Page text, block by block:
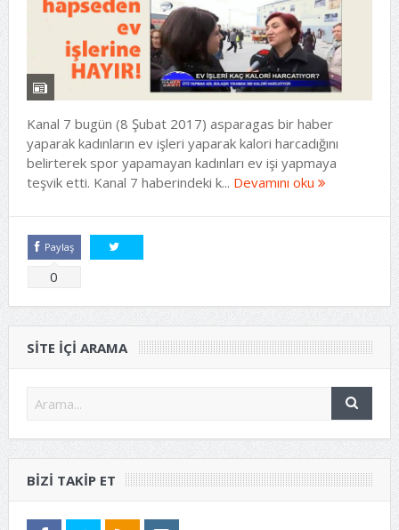
Kanal 7 bugün (8 Şubat 2017) asparagas bir haber
yaparak kadınların ev işleri yaparak kalori harcadığını
belirterek spor yapamayan kadınları ev işi yapmaya
teşvik etti. Kanal 7 haberindeki k... Devamını oku
Paylaş
0
SITE IÇI ARAMA
BIZI TAKIP ET